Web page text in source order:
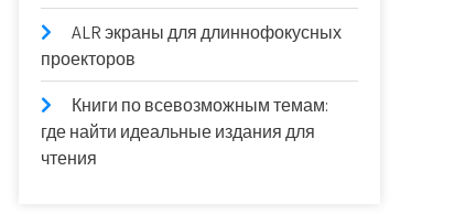
ALR экраны для длиннофокусных
проекторов
Книги по всевозможным темам:
где найти идеальные издания для
чтения